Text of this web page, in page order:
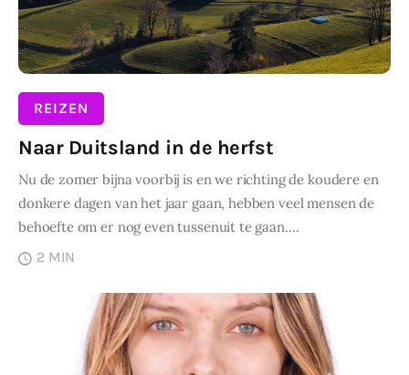
REIZEN
Naar Duitsland in de herfst
Nu de zomer bijna voorbij is en we richting de koudere en
donkere dagen van het jaar gaan, hebben veel mensen de
behoefte om er nog even tussenuit te gaan.…
2 MIN